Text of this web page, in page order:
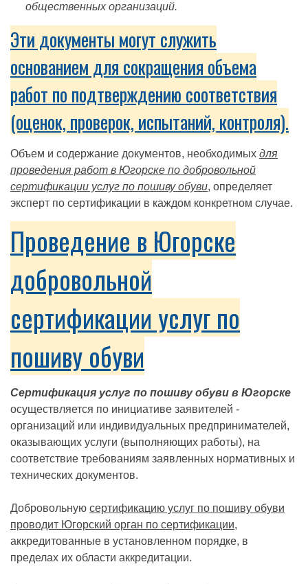
общественных организаций.
Эти документы могут служить
основанием для сокращения объема
работ по подтверждению соответствия
(оценок, проверок, испытаний, контроля).
Объем и содержание документов, необходимых для
проведения работ в Югорске по добровольной
сертификации услуг по пошиву обуви, определяет
эксперт по сертификации в каждом конкретном случае.
Проведение в Югорске
добровольной
сертификации услуг по
пошиву обуви
Сертификация услуг по пошиву обуви в Югорске
осуществляется по инициативе заявителей -
организаций или индивидуальных предпринимателей,
оказывающих услуги (выполняющих работы), на
соответствие требованиям заявленных нормативных и
технических документов.
Добровольную сертификацию услуг по пошиву обуви
проводит Югорский орган по сертификации,
аккредитованные в установленном порядке, в
пределах их области аккредитации.